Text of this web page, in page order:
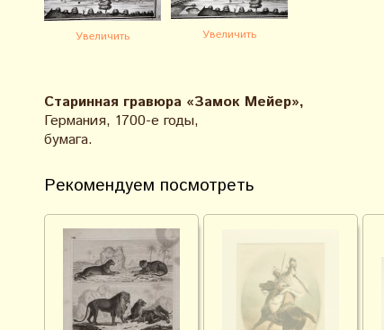
Увеличить Увеличить
Старинная гравюра «Замок Мейер»,
Германия, 1700-е годы,
бумага.
Рекомендуем посмотреть